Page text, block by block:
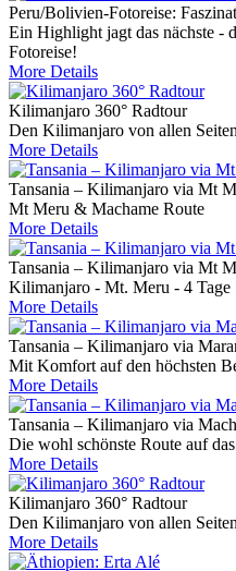
Peru/Bolivien-Fotoreise:
Ein Highlight jagt das nächste -
Fotoreise!
More Details
Kilimanjaro 360° Radtour
Den Kilimanjaro von allen
More Details
Tansania – Kilimanjaro via Mt
Mt Meru & Machame Route
More Details
Tansania – Kilimanjaro via Mt
Kilimanjaro - Mt. Meru - 4 Tage
More Details
Tansania – Kilimanjaro via
Mit Komfort auf den höchsten
More Details
Tansania – Kilimanjaro via
Die wohl schönste Route auf
More Details
Kilimanjaro 360° Radtour
Den Kilimanjaro von allen
More Details